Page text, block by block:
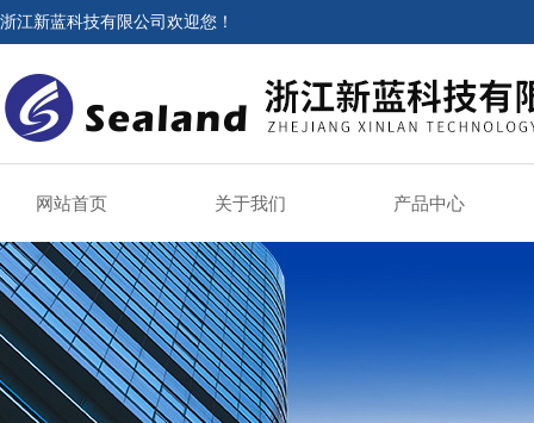
浙江新蓝科技有限公司欢迎您！
网站首页 关于我们 产品中心